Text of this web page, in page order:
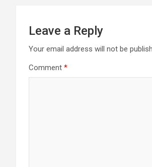
Leave a Reply
Your email address will not be
Comment *